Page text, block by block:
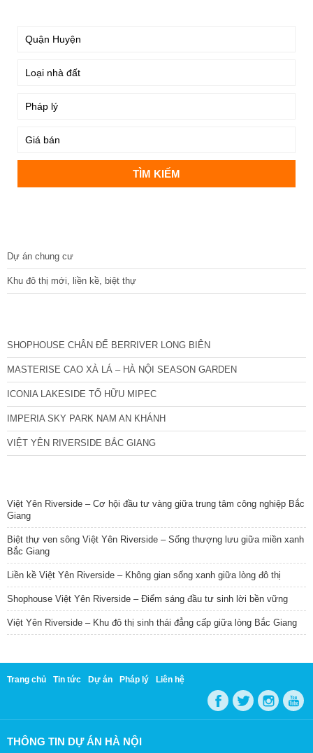
Dự án chung cư
Khu đô thị mới, liền kề, biệt thự
SHOPHOUSE CHÂN ĐẾ BERRIVER LONG BIÊN
MASTERISE CAO XÀ LÁ – HÀ NỘI SEASON GARDEN
ICONIA LAKESIDE TỐ HỮU MIPEC
IMPERIA SKY PARK NAM AN KHÁNH
VIỆT YÊN RIVERSIDE BẮC GIANG
Việt Yên Riverside – Cơ hội đầu tư vàng giữa trung tâm công nghiệp Bắc
Giang
Biệt thự ven sông Việt Yên Riverside – Sống thượng lưu giữa miền xanh
Bắc Giang
Liền kề Việt Yên Riverside – Không gian sống xanh giữa lòng đô thị
Shophouse Việt Yên Riverside – Điểm sáng đầu tư sinh lời bền vững
Việt Yên Riverside – Khu đô thị sinh thái đẳng cấp giữa lòng Bắc Giang
Trang chủ Tin tức Dự án Pháp lý Liên hệ
THÔNG TIN DỰ ÁN HÀ NỘI